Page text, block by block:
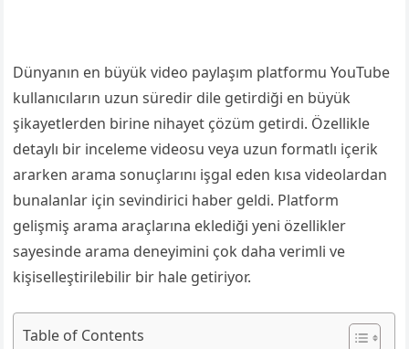
Dünyanın en büyük video paylaşım platformu YouTube
kullanıcıların uzun süredir dile getirdiği en büyük
şikayetlerden birine nihayet çözüm getirdi. Özellikle
detaylı bir inceleme videosu veya uzun formatlı içerik
ararken arama sonuçlarını işgal eden kısa videolardan
bunalanlar için sevindirici haber geldi. Platform
gelişmiş arama araçlarına eklediği yeni özellikler
sayesinde arama deneyimini çok daha verimli ve
kişiselleştirilebilir bir hale getiriyor.
Table of Contents